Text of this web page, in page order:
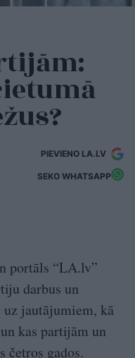
PIEVIENO LA.LV
SEKO WHATSAPP
portāls “LA.lv”
darbus un
jautājumiem, kā
kas partijām un
četros gados.